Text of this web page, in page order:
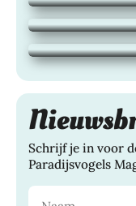
24 juli 2026 |
het hele jaar
21 juli 2026 |
Schrijf je in voor
Paradijsvogels